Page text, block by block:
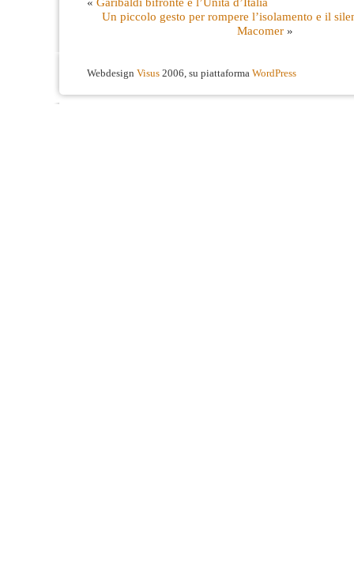
Un piccolo gesto per rompere l’isolamento e il
Macomer»
Webdesign Visus 2006, su piattaforma WordPress